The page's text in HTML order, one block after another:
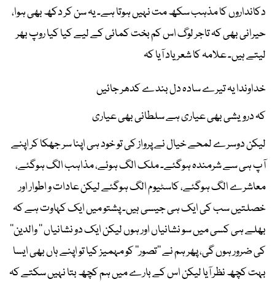
دکانداروں کا مذہب سکھ مت نہیں ہوتا ہے۔ یہ سن کر دکھ بھی ہوا،
حیرانی بھی کہ تاجر لوگ اس کم بخت کمائی کے لیے کیا کیا روپ بھر
لیتے ہیں۔ علامہ کا شعر یاد آیا کہ
خداوندا یہ تیرے سادہ دل بندے کدھر جائیں
کہ درویشی بھی عیاری ہے سلطانی بھی عیاری
لیکن دوسرے لمحے خیال نے پرواز کی تو خود ہی اپنا سر جھکا کر اپنے
آپ ہی سے شرمندہ ہوگئے۔ ملک الگ ہوئے، مذاہب الگ ہوگئے،
معاشرے الگ ہوگئے، کاسٹیوم الگ ہوگئے لیکن عادات و اطوار اور
خصلتیں سب کی ایک ہی جیسی ہیں۔ پشتو میں ایک کہاوت ہے کہ
بھلے ہی کسی میں سو نشانیاں اور ہوں لیکن ایک دو نشانیاں ’’ والدین‘‘
کی ضرور ہوں گی، پھر ہم نے ’’تصور‘‘ کو مہمیز کیا تو اپنے ہاں بھی ایسا
بہت کچھ نظر آیا لیکن اس کے بارے میں ہم کچھ بتا نہیں سکتے کہ